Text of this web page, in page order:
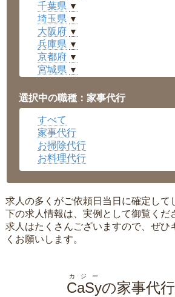
千葉県 ▼
埼玉県 ▼
大阪府 ▼
兵庫県 ▼
京都府 ▼
宮城県 ▼
福井県 ▼
岡山県 ▼
広島県
沖縄県 ▼
選択中の職種：家事代行
すべて
家事代行
お掃除代行
お料理代行
求人の多くがご依頼日当日に確定して
下の求人情報は、実例として御覧くだ
求人はたくさんございますので、ぜひ
くお願いします。
CaSy
カジー
の家事代